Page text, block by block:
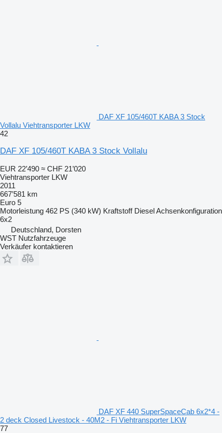
DAF XF 105/460T KABA 3 Stock
Vollalu Viehtransporter LKW
42
DAF XF 105/460T KABA 3 Stock Vollalu
EUR 22’490 ≈ CHF 21’020
Viehtransporter LKW
2011
667’581 km
Euro 5
Motorleistung 462 PS (340 kW) Kraftstoff DieselAchsenkonfiguration
6x2
Deutschland, Dorsten
WST Nutzfahrzeuge
Verkäufer kontaktieren
DAF XF 440 SuperSpaceCab 6x2*4 -
2 deck Closed Livestock - 40M2 - Fi Viehtransporter LKW
77